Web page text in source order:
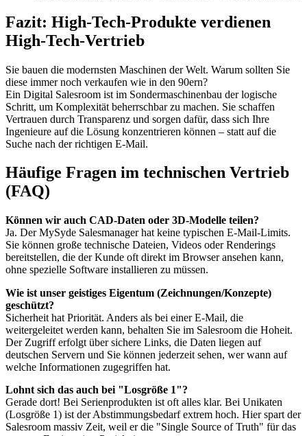
Fazit: High-Tech-Produkte verdienen
High-Tech-Vertrieb
Sie bauen die modernsten Maschinen der Welt. Warum sollten Sie
diese immer noch verkaufen wie in den 90ern?
Ein Digital Salesroom ist im Sondermaschinenbau der logische
Schritt, um Komplexität beherrschbar zu machen. Sie schaffen
Vertrauen durch Transparenz und sorgen dafür, dass sich Ihre
Ingenieure auf die Lösung konzentrieren können – statt auf die
Suche nach der richtigen E-Mail.
Häufige Fragen im technischen Vertrieb
(FAQ)
Können wir auch CAD-Daten oder 3D-Modelle teilen?
Ja. Der MySyde Salesmanager hat keine typischen E-Mail-Limits.
Sie können große technische Dateien, Videos oder Renderings
bereitstellen, die der Kunde oft direkt im Browser ansehen kann,
ohne spezielle Software installieren zu müssen.
Wie ist unser geistiges Eigentum (Zeichnungen/Konzepte)
geschützt?
Sicherheit hat Priorität. Anders als bei einer E-Mail, die
weitergeleitet werden kann, behalten Sie im Salesroom die Hoheit.
Der Zugriff erfolgt über sichere Links, die Daten liegen auf
deutschen Servern und Sie können jederzeit sehen, wer wann auf
welche Informationen zugegriffen hat.
Lohnt sich das auch bei "Losgröße 1"?
Gerade dort! Bei Serienprodukten ist oft alles klar. Bei Unikaten
(Losgröße 1) ist der Abstimmungsbedarf extrem hoch. Hier spart der
Salesroom massiv Zeit, weil er die "Single Source of Truth" für das